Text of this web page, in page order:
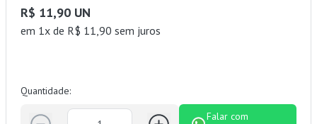
R$ 11,90 UN
em 1x de R$ 11,90 sem juros
Quantidade:
Falar com